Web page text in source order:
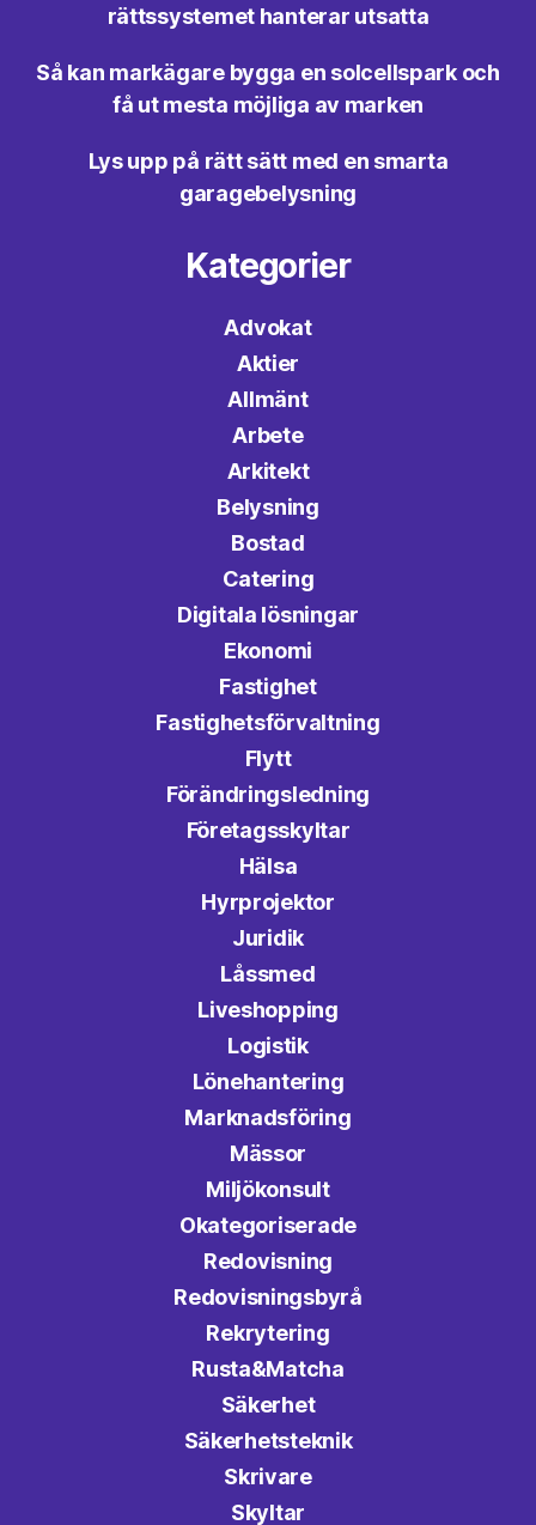
rättssystemet hanterar utsatta
Så kan markägare bygga en solcellspark och
få ut mesta möjliga av marken
Lys upp på rätt sätt med en smarta
garagebelysning
Kategorier
Advokat
Aktier
Allmänt
Arbete
Arkitekt
Belysning
Bostad
Catering
Digitala lösningar
Ekonomi
Fastighet
Fastighetsförvaltning
Flytt
Förändringsledning
Företagsskyltar
Hälsa
Hyrprojektor
Juridik
Låssmed
Liveshopping
Logistik
Lönehantering
Marknadsföring
Mässor
Miljökonsult
Okategoriserade
Redovisning
Redovisningsbyrå
Rekrytering
Rusta&Matcha
Säkerhet
Säkerhetsteknik
Skrivare
Skyltar